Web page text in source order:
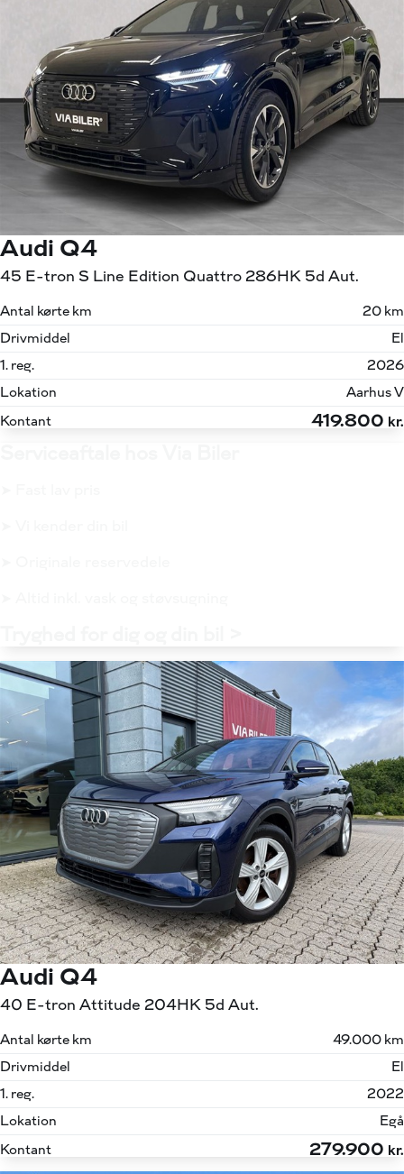
Audi Q4
45 E-tron S Line Edition Quattro 286HK 5d Aut.
Antal kørte km
20 km
Drivmiddel
El
1. reg.
2026
Lokation
Aarhus V
Kontant
419.800 kr.
Audi Q4
40 E-tron Attitude 204HK 5d Aut.
Antal kørte km
49.000 km
Drivmiddel
El
1. reg.
2022
Lokation
Egå
Kontant
279.900 kr.